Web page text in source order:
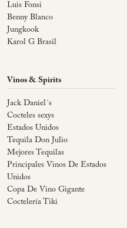
Luis Fonsi
Benny Blanco
Jungkook
Karol G Brasil
Vinos & Spirits
Jack Daniel´s
Cocteles sexys
Estados Unidos
Tequila Don Julio
Mejores Tequilas
Principales Vinos De Estados
Unidos
Copa De Vino Gigante
Coctelería Tiki